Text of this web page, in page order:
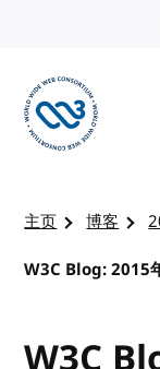
主页 博客
W3C Blog: 2015